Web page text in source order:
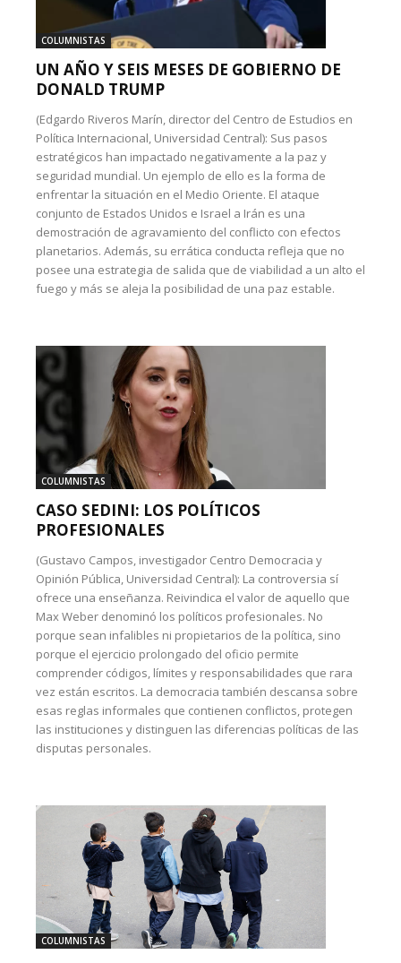
COLUMNISTAS
UN AÑO Y SEIS MESES DE GOBIERNO DE
DONALD TRUMP
(Edgardo Riveros Marín, director del Centro de Estudios en
Política Internacional, Universidad Central): Sus pasos
estratégicos han impactado negativamente a la paz y
seguridad mundial. Un ejemplo de ello es la forma de
enfrentar la situación en el Medio Oriente. El ataque
conjunto de Estados Unidos e Israel a Irán es una
demostración de agravamiento del conflicto con efectos
planetarios. Además, su errática conducta refleja que no
posee una estrategia de salida que de viabilidad a un alto el
fuego y más se aleja la posibilidad de una paz estable.
COLUMNISTAS
CASO SEDINI: LOS POLÍTICOS
PROFESIONALES
(Gustavo Campos, investigador Centro Democracia y
Opinión Pública, Universidad Central): La controversia sí
ofrece una enseñanza. Reivindica el valor de aquello que
Max Weber denominó los políticos profesionales. No
porque sean infalibles ni propietarios de la política, sino
porque el ejercicio prolongado del oficio permite
comprender códigos, límites y responsabilidades que rara
vez están escritos. La democracia también descansa sobre
esas reglas informales que contienen conflictos, protegen
las instituciones y distinguen las diferencias políticas de las
disputas personales.
COLUMNISTAS